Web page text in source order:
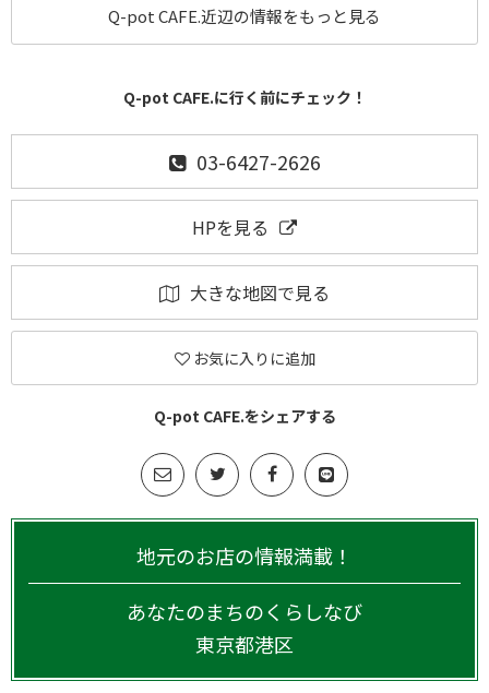
Q-pot CAFE.近辺の情報をもっと見る
Q-pot CAFE.に行く前にチェック！
03-6427-2626
HPを見る
大きな地図で見る
お気に入りに追加
Q-pot CAFE.をシェアする
地元のお店の情報満載！
あなたのまちのくらしなび
東京都港区